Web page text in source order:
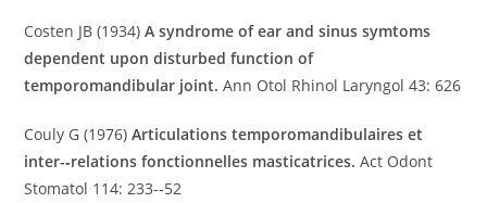
Costen JB (1934)A syndrome of ear and sinus symtoms
dependent upon disturbed function of
temporomandibular joint. Ann Otol Rhinol Laryngol 43: 626
Couly G (1976)Articulations temporomandibulaires et
inter-­‐relations fonctionnelles masticatrices. Act Odont
Stomatol 114: 233-­‐52